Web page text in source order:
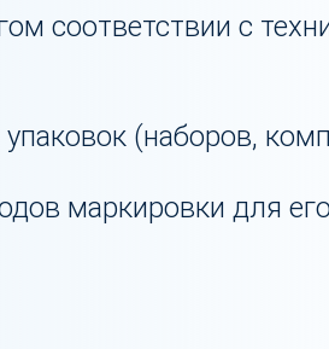
соответствии с
(наборов,
маркировки для